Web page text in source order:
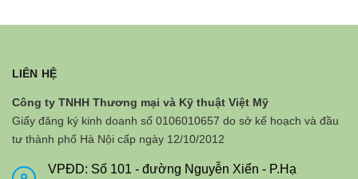
LIÊN HỆ
Công ty TNHH Thương mại và Kỹ thuật Việt Mỹ
Giấy đăng ký kinh doanh số 0106010657 do sở kế hoạch và đầu
tư thành phố Hà Nội cấp ngày 12/10/2012
VPĐD: Số 101 - đường Nguyễn Xiển - P.Hạ